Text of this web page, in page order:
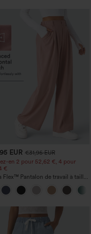
EUR €31,95 EUR
en 2 pour 52,62 €, 4 pour
€
Flex™ Pantalon de travail à taille
jambe large, avec poches, en